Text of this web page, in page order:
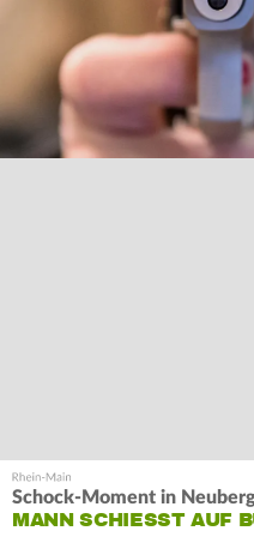
Schock-Moment in
MANN SCHIESST AUF